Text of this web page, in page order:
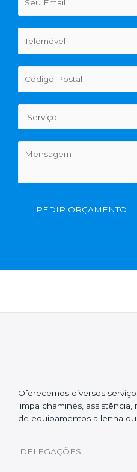
PEDIR ORÇAMENTO
Oferecemos diversos
limpa chaminés, assistência,
de equipamentos a lenha ou
DELEGAÇÕES